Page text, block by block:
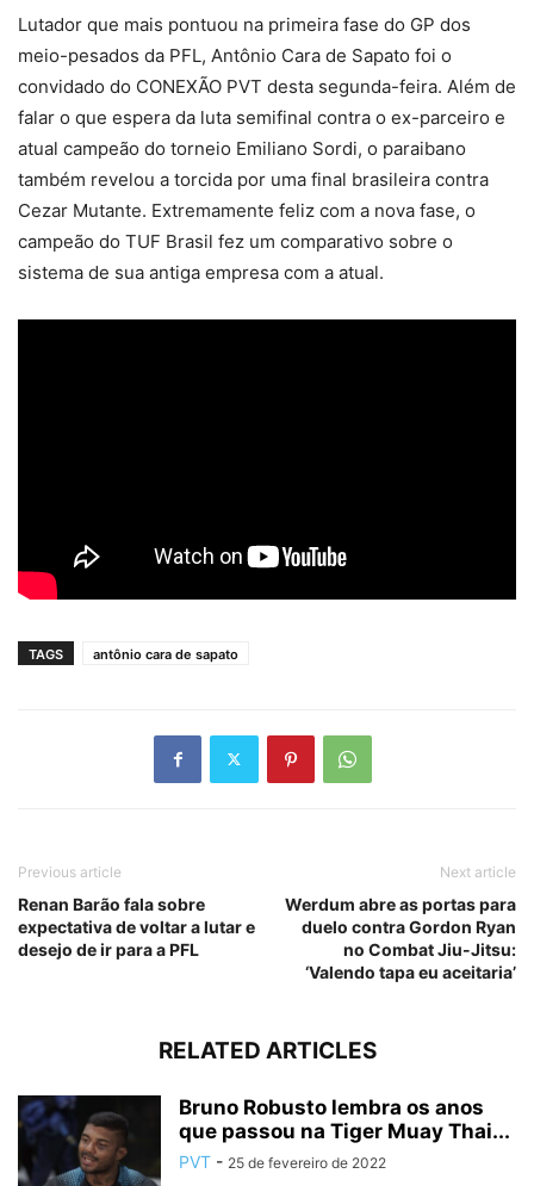
Lutador que mais pontuou na primeira fase do GP dos
meio-pesados da PFL, Antônio Cara de Sapato foi o
convidado do CONEXÃO PVT desta segunda-feira. Além de
falar o que espera da luta semifinal contra o ex-parceiro e
atual campeão do torneio Emiliano Sordi, o paraibano
também revelou a torcida por uma final brasileira contra
Cezar Mutante. Extremamente feliz com a nova fase, o
campeão do TUF Brasil fez um comparativo sobre o
sistema de sua antiga empresa com a atual.
TAGS antônio cara de sapato
Previous article
Renan Barão fala sobre
expectativa de voltar a lutar e
desejo de ir para a PFL
Next article
Werdum abre as portas para
duelo contra Gordon Ryan
no Combat Jiu-Jitsu:
‘Valendo tapa eu aceitaria’
RELATED ARTICLES
Bruno Robusto lembra os anos
que passou na Tiger Muay Thai...
PVT - 25 de fevereiro de 2022